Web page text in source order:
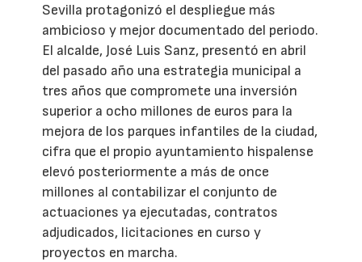
Sevilla protagonizó el despliegue más
ambicioso y mejor documentado del periodo.
El alcalde, José Luis Sanz, presentó en abril
del pasado año una estrategia municipal a
tres años que compromete una inversión
superior a ocho millones de euros para la
mejora de los parques infantiles de la ciudad,
cifra que el propio ayuntamiento hispalense
elevó posteriormente a más de once
millones al contabilizar el conjunto de
actuaciones ya ejecutadas, contratos
adjudicados, licitaciones en curso y
proyectos en marcha.